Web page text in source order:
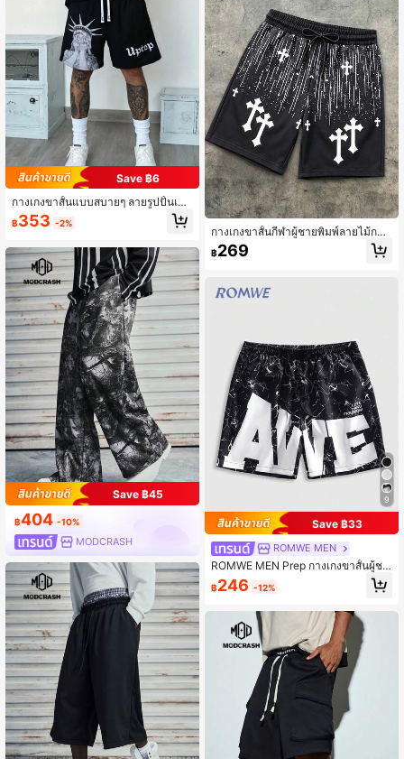
Save ฿6
กางเกงขาสั้นแบบสบายๆ ลายรูปปั้นเสรี
ภาพสำหรับผู้ชาย
฿353 -2%
Save ฿45
฿404 -10%
MODCRASH
กางเกงขาสั้นกีฬาผู้ชายพิมพ์ลายไม้กาง
เขนและดาวตก เอวยางยืด สไตล์สตรีท
ลำลอง
฿269
9
Save ฿33
ROMWE MEN
ROMWE MEN Prep กางเกงขาสั้นผู้ชา
ยพิมพ์ลายตัวอักษรลำลองอเนกประสงค์
สำหรับใส่ในชีวิตประจำวัน
฿246 -12%